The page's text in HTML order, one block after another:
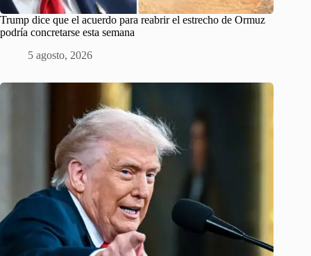
Trump dice que el acuerdo para reabrir el estrecho de Ormuz
podría concretarse esta semana
5 agosto, 2026